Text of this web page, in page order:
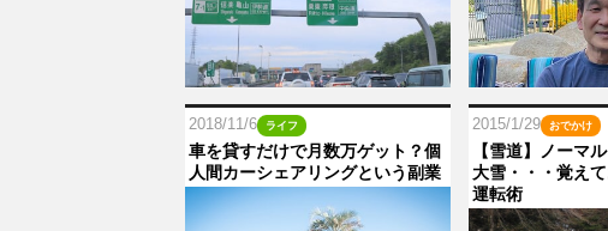
2018/11/6 ライフ
車を貸すだけで月数万ゲット？個
人間カーシェアリングという副業
2015/1/29 おでかけ
【雪道】ノーマ
大雪・・・覚え
運転術